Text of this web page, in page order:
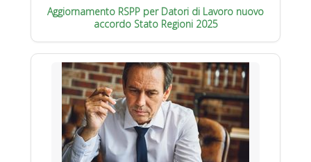
Aggiornamento RSPP per Datori di Lavoro nuovo
accordo Stato Regioni 2025